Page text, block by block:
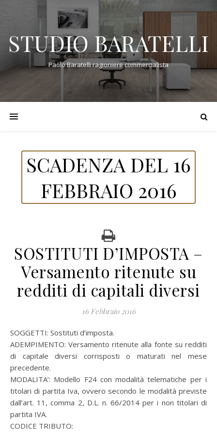
STUDIO BARATELLI
Paolo Baratelli ragioniere commercialista
SCADENZA DEL 16
FEBBRAIO 2016
SOSTITUTI D’IMPOSTA –
Versamento ritenute su
redditi di capitali diversi
16 Febbraio 2016
SOGGETTI: Sostituti d’imposta.
ADEMPIMENTO: Versamento ritenute alla fonte su redditi
di capitale diversi corrisposti o maturati nel mese
precedente.
MODALITA’: Modello F24 con modalità telematiche per i
titolari di partita Iva, ovvero secondo le modalità previste
dall’art. 11, comma 2, D.L. n. 66/2014 per i non titolari di
partita IVA.
CODICE TRIBUTO: